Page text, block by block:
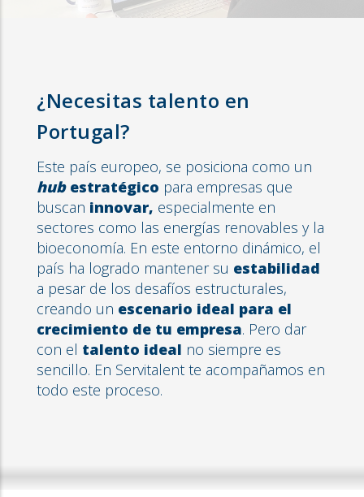
¿Necesitas talento en
Portugal?
Este país europeo, se posiciona como un
hubestratégico para empresas que
buscan innovar, especialmente en
sectores como las energías renovables y la
bioeconomía. En este entorno dinámico, el
país ha logrado mantener su estabilidad
a pesar de los desafíos estructurales,
creando un escenario ideal para el
crecimiento de tu empresa. Pero dar
con el talento ideal no siempre es
sencillo. En Servitalent te acompañamos en
todo este proceso.